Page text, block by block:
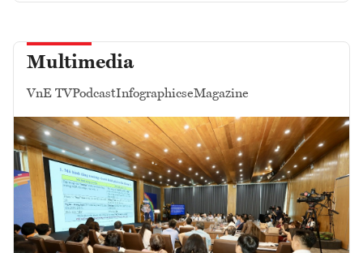
Multimedia
VnE TVPodcastInfographicseMagazine